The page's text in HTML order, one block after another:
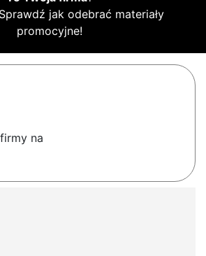
Sprawdź jak odebrać materiały
promocyjne!
na